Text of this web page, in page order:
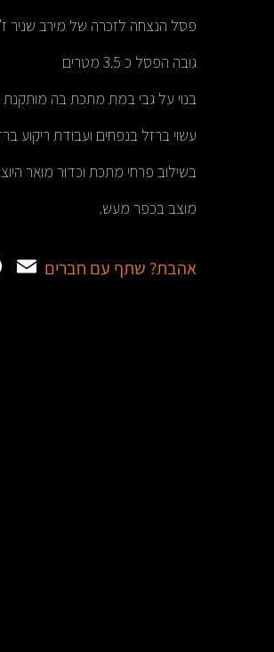
פסל הנצחה לזכרה של מירב שניר
גובה הפסל כ 3.5 מטרים
בנוי על גבי במת מתכת בה
עשוי ברזל בנפחים ועבודת ריקוע
בשילוב פרחי מתכת וכדור מואר
מוצב בכפר מעש.
אהבת? שתף עם חברים